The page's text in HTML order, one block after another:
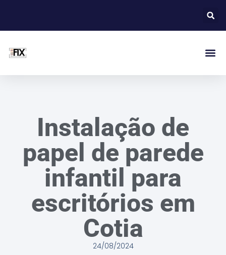
Instalação de
papel de parede
infantil para
escritórios em
Cotia
24/08/2024